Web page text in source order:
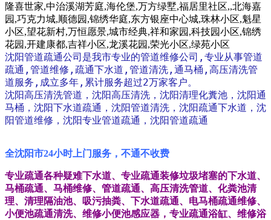
隆喜世家,中治溪湖芳庭,海伦堡,万方绿墅,福居里社区,,北海嘉
园,巧克力城,顺德园,锦绣华庭,东方银座中心城,珠林小区,魁星
小区,望花新村,万恒愿景,城市经典,祥和家园,科技园小区,锦绣
花园,开建康都,吉祥小区,龙溪花园,荣光小区,绿苑小区
沈阳管道疏通公司是我市专业的管道维修公司,专业从事管道
疏通,管道维修,疏通下水道,管道清洗,通马桶,高压清洗管
道服务,成立多年,累计服务超过2万家客户。
沈阳高压清洗管道，沈阳高压清洗，沈阳清理化糞池，沈阳通
马桶，沈阳下水道疏通，沈阳管道清洗，沈阳疏通下水道，沈
阳管道维修，沈阳专业管道疏通，沈阳管道疏通
全沈阳市24小时上门服务，不通不收费
专业疏通各种疑难下水道、专业疏通装修垃圾堵塞的下水道、
马桶疏通、马桶维修、 管道疏通、高压清洗管道、化粪池清
理、清理隔油池、吸污抽粪、下水道疏通、电马桶疏通维修、
小便池疏通清洗、维修小便池感应器，专业疏通浴缸、维修浴